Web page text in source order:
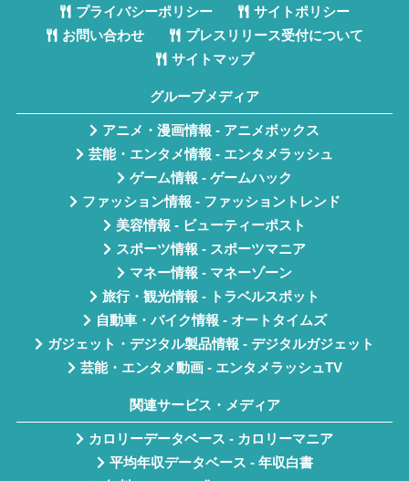
プライバシーポリシー
サイトポリシー
お問い合わせ
プレスリリース受付について
サイトマップ
グループメディア
アニメ・漫画情報 - アニメボックス
芸能・エンタメ情報 - エンタメラッシュ
ゲーム情報 - ゲームハック
ファッション情報 - ファッショントレンド
美容情報 - ビューティーポスト
スポーツ情報 - スポーツマニア
マネー情報 - マネーゾーン
旅行・観光情報 - トラベルスポット
自動車・バイク情報 - オートタイムズ
ガジェット・デジタル製品情報 - デジタルガジェット
芸能・エンタメ動画 - エンタメラッシュTV
関連サービス・メディア
カロリーデータベース - カロリーマニア
平均年収データベース - 年収白書